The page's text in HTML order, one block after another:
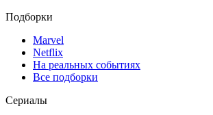
Подборки
Marvel
Netflix
На реальных событиях
Все подборки
Сериалы